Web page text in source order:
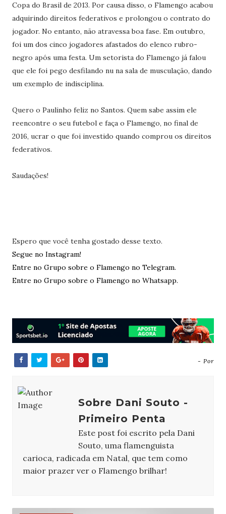
Copa do Brasil de 2013. Por causa disso, o Flamengo acabou
adquirindo direitos federativos e prolongou o contrato do
jogador. No entanto, não atravessa boa fase. Em outubro,
foi um dos cinco jogadores afastados do elenco rubro-
negro após uma festa. Um setorista do Flamengo já falou
que ele foi pego desfilando nu na sala de musculação, dando
um exemplo de indisciplina.
Quero o Paulinho feliz no Santos. Quem sabe assim ele
reencontre o seu futebol e faça o Flamengo, no final de
2016, ucrar o que foi investido quando comprou os direitos
federativos.
Saudações!
Espero que você tenha gostado desse texto.
Segue no Instagram!
Entre no Grupo sobre o Flamengo no Telegram.
Entre no Grupo sobre o Flamengo no Whatsapp.
- Por
Sobre Dani Souto -
Primeiro Penta
Este post foi escrito pela Dani
Souto, uma flamenguista
carioca, radicada em Natal, que tem como
maior prazer ver o Flamengo brilhar!